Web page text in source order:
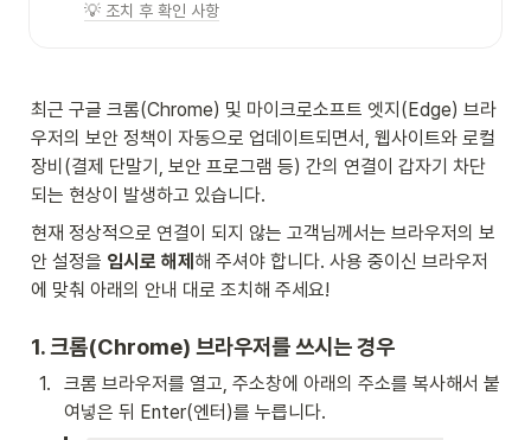
💡 조치 후 확인 사항
최근 구글 크롬(Chrome) 및 마이크로소프트 엣지(Edge) 브라
우저의 보안 정책이 자동으로 업데이트되면서, 웹사이트와 로컬
장비(결제 단말기, 보안 프로그램 등) 간의 연결이 갑자기 차단
되는 현상이 발생하고 있습니다.
현재 정상적으로 연결이 되지 않는 고객님께서는 브라우저의 보
안 설정을 임시로 해제 해 주셔야 합니다. 사용 중이신 브라우저
에 맞춰 아래의 안내 대로 조치해 주세요!
1. 크롬(Chrome) 브라우저를 쓰시는 경우
1.
크롬 브라우저를 열고, 주소창에 아래의 주소를 복사해서 붙
여넣은 뒤 Enter(엔터)를 누릅니다.